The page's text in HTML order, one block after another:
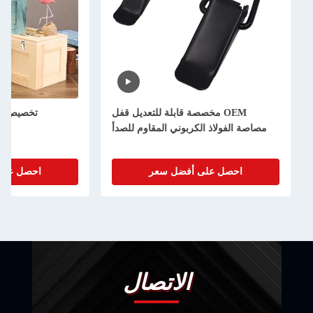
OEM مخصصة قابلة للتعديل قفل
مصاصة الفولاذ الكربوني المقاوم للصدأ
احصل على أفضل سعر
تخصيص
احصل
الاتصال